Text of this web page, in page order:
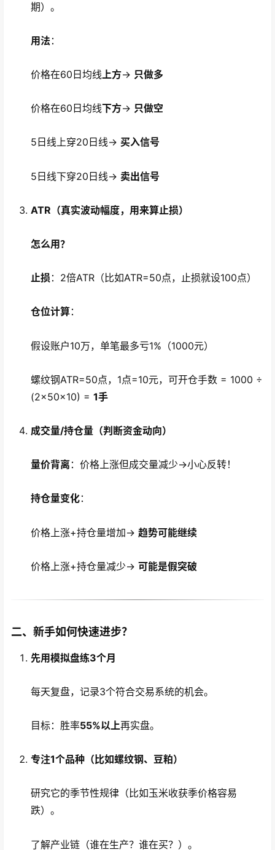
期）。
用法 ：
价格在60日均线上方→ 只做多
价格在60日均线下方→ 只做空
5日线上穿20日线→ 买入信号
5日线下穿20日线→ 卖出信号
ATR（真实波动幅度，用来算止损）
怎么用？
止损 ：2倍ATR（比如ATR=50点，止损就设100点）
仓位计算：
假设账户10万，单笔最多亏1%（1000元）
螺纹钢ATR=50点，1点=10元，可开仓手数 = 1000 ÷
(2×50×10) = 1手
成交量/持仓量（判断资金动向）
量价背离：价格上涨但成交量减少→小心反转！
持仓量变化：
价格上涨+持仓量增加→ 趋势可能继续
价格上涨+持仓量减少→ 可能是假突破
二、新手如何快速进步？
先用模拟盘练3个月
每天复盘，记录3个符合交易系统的机会。
目标：胜率55%以上再实盘。
专注1个品种（比如螺纹钢、豆粕）
研究它的季节性规律（比如玉米收获季价格容易
跌）。
了解产业链（谁在生产？谁在买？）。